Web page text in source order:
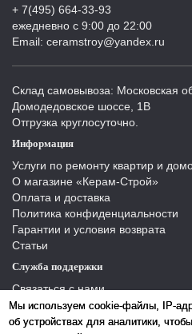
Мы используем cookie-файлы, IP-
об устройствах для аналитики,
+ 7(495) 664-33-93
ежедневно с 9:00 до 22:00
Email: ceramstroy@yandex.ru
Склад самовывоза: Московская
Домодедовское шоссе, 1В
Отгрузка круглосуточно.
Информация
Услуги по ремонту квартир и
О магазине «Керам-Строй»
Оплата и доставка
Политика конфиденциальности
Гарантии и условия возврата
Статьи
Служба поддержки
Связаться с нами
Отзывы
Производители